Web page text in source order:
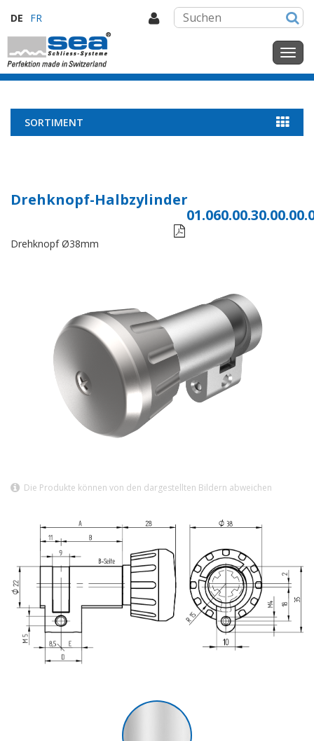
DE FR
SORTIMENT
Drehknopf-Halbzylinder

Drehknopf Ø38mm
Die Produkte können von den dargestellten Bildern abweichen